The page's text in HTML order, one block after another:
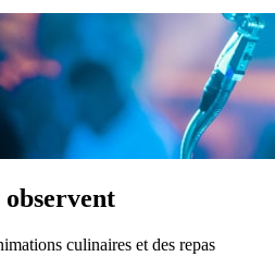
observent
culinaires et des repas